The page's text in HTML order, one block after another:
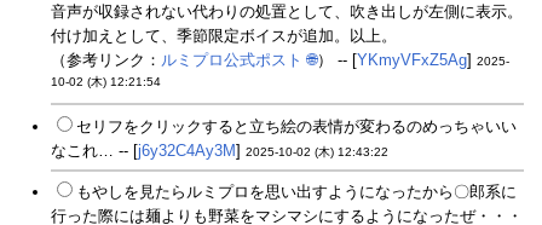
音声が収録されない代わりの処置として、吹き出しが左側に表示。
付け加えとして、季節限定ボイスが追加。以上。
（参考リンク： ルミプロ公式ポスト 🌐） -- [YKmyVFxZ5Ag] 2025-
10-02 (木) 12:21:54
セリフをクリックすると立ち絵の表情が変わるのめっちゃいい
なこれ… -- [j6y32C4Ay3M] 2025-10-02 (木) 12:43:22
もやしを見たらルミプロを思い出すようになったから〇郎系に
行った際には麺よりも野菜をマシマシにするようになったぜ・・・